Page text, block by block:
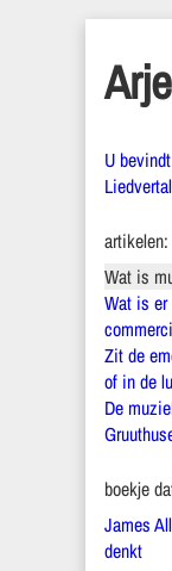
U
artikelen:
Wat is
Wat is
Zit de
of in de
De
boekje
James
denkt